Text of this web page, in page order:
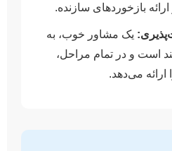
بازخوردهای سازنده.
یک مشاور خوب، به
است و در تمام مراحل،
ارائه می‌دهد.